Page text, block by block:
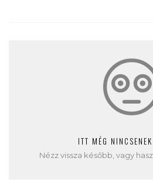
ITT MÉG
Nézz vissza később, vagy